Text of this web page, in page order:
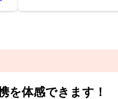
体感できます！